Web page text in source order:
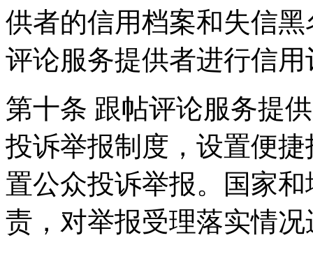
供者的信用档案和失信
评论服务提供者进行信用
第十条 跟帖评论服务提
投诉举报制度，设置便
置公众投诉举报。国家
责，对举报受理落实情